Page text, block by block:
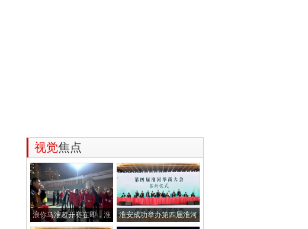
视觉焦点
浪你马淮超开赛在即，淮 淮安成功举办第四届淮河